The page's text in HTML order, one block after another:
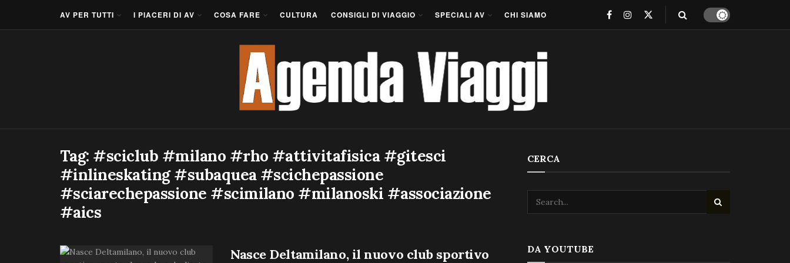
AV PER TUTTI I PIACERI DI AV COSA FARE CULTURA CONSIGLI DI VIAGGIO SPECIALI AV CHI SIAMO
Tag: #sciclub #milano #rho #attivitafisica #gitesci
#inlineskating #subaquea #scichepassione
#sciarechepassione #scimilano #milanoski #associazione
#aics
Nasce Deltamilano, il nuovo club sportivo
CERCA
DA YOUTUBE